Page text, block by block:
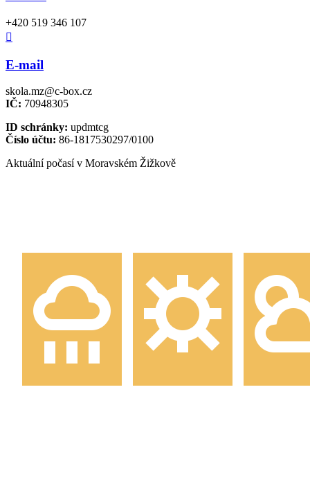
+420 519 346 107

E-mail
skola.mz@c-box.cz
IČ: 70948305
ID schránky: updmtcg
Číslo účtu: 86-1817530297/0100
Aktuální počasí v Moravském Žižkově